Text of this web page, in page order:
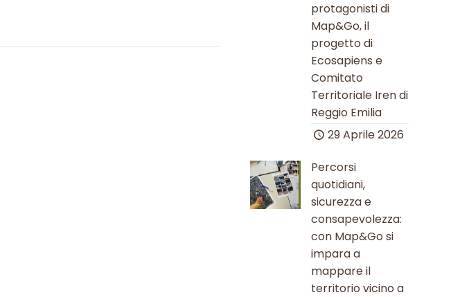
protagonisti di
Map&Go, il
progetto di
Ecosapiens e
Comitato
Territoriale Iren di
Reggio Emilia
29 Aprile 2026
Percorsi
quotidiani,
sicurezza e
consapevolezza:
con Map&Go si
impara a
mappare il
territorio vicino a